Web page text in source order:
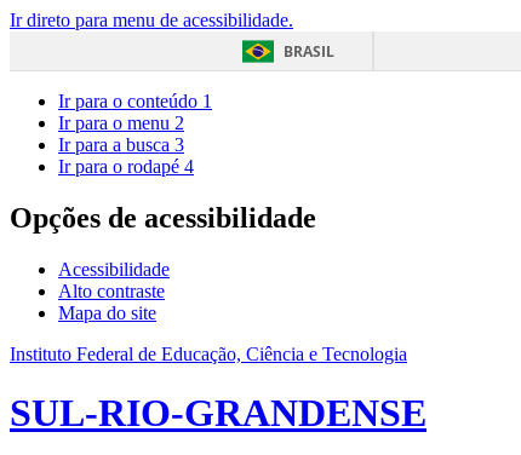
Ir direto para menu de acessibilidade.
BRASIL
Ir para o conteúdo 1
Ir para o menu 2
Ir para a busca 3
Ir para o rodapé 4
Opções de acessibilidade
Acessibilidade
Alto contraste
Mapa do site
Instituto Federal de Educação, Ciência e Tecnologia
SUL-RIO-GRANDENSE